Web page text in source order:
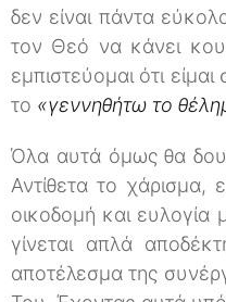
δεν είναι πάντα
τον Θεό να κάνει
εμπιστεύομαι ότι
το «γεννηθήτω το
Όλα αυτά όμως θα
Αντίθετα το χάρισμα,
οικοδομή και
γίνεται απλά
αποτέλεσμα της